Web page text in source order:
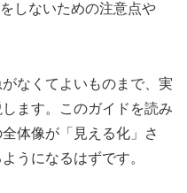
しないための注意点や
なくてよいものまで、実
ます。このガイドを読み
体像が「見える化」さ
うになるはずです。